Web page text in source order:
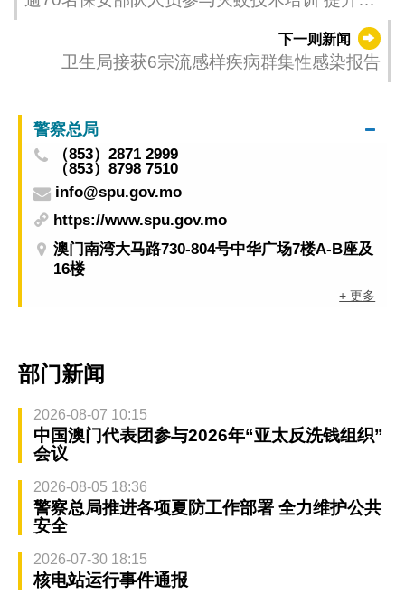
下一则新闻
卫生局接获6宗流感样疾病群集性感染报告
警察总局
（853）2871 2999
（853）8798 7510
info@spu.gov.mo
https://www.spu.gov.mo
澳门南湾大马路730-804号中华广场7楼A-B座及
16楼
+ 更多
部门新闻
2026-08-07 10:15
中国澳门代表团参与2026年“亚太反洗钱组织”
会议
2026-08-05 18:36
警察总局推进各项夏防工作部署 全力维护公共
安全
2026-07-30 18:15
核电站运行事件通报